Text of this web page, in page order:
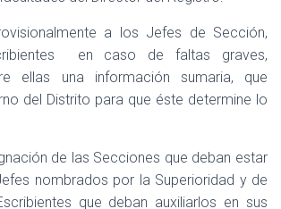
a los Jefes de Sección,
en caso de faltas graves,
ellas una información sumaria, que
del Distrito para que éste determine lo
de las Secciones que deban estar
nombrados por la Superioridad y de
que deban auxiliarlos en sus